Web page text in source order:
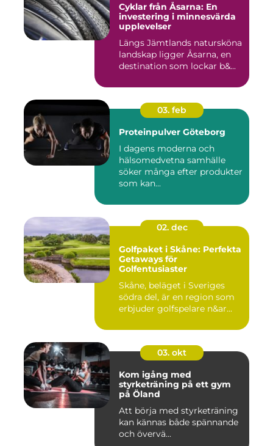
Cyklar från Åsarna: En
investering i minnesvärda
upplevelser
Längs Jämtlands natursköna
landskap ligger Åsarna, en
destination som lockar b&...
03. feb
Proteinpulver Göteborg
I dagens moderna och
hälsomedvetna samhälle
söker många efter produkter
som kan...
02. dec
Golfpaket i Skåne: Perfekta
Getaways för
Golfentusiaster
Skåne, beläget i Sveriges
södra del, är en region som
erbjuder golfspelare n&ar...
03. okt
Kom igång med
styrketräning på ett gym
på Öland
Att börja med styrketräning
kan kännas både spännande
och övervä...